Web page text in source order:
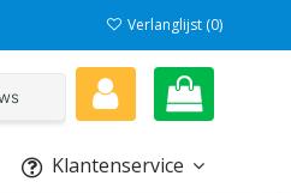
Verlanglijst (0)
Klantenservice